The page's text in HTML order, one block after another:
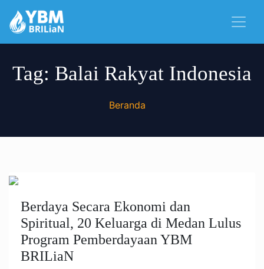
Tag: Balai Rakyat Indonesia
Beranda
Berdaya Secara Ekonomi dan
Spiritual, 20 Keluarga di Medan Lulus
Program Pemberdayaan YBM
BRILiaN